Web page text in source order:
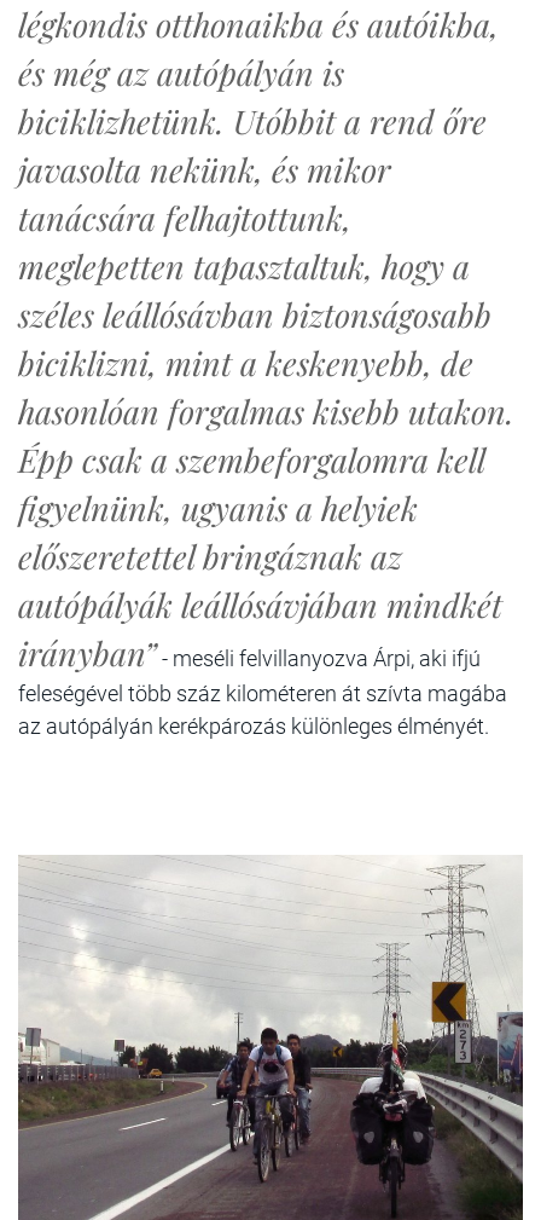
légkondis otthonaikba és autóikba,
és még az autópályán is
biciklizhetünk. Utóbbit a rend őre
javasolta nekünk, és mikor
tanácsára felhajtottunk,
meglepetten tapasztaltuk, hogy a
széles leállósávban biztonságosabb
biciklizni, mint a keskenyebb, de
hasonlóan forgalmas kisebb utakon.
Épp csak a szembeforgalomra kell
figyelnünk, ugyanis a helyiek
előszeretettel bringáznak az
autópályák leállósávjában mindkét
irányban”- meséli felvillanyozva Árpi, aki ifjú
feleségével több száz kilométeren át szívta magába
az autópályán kerékpározás különleges élményét.